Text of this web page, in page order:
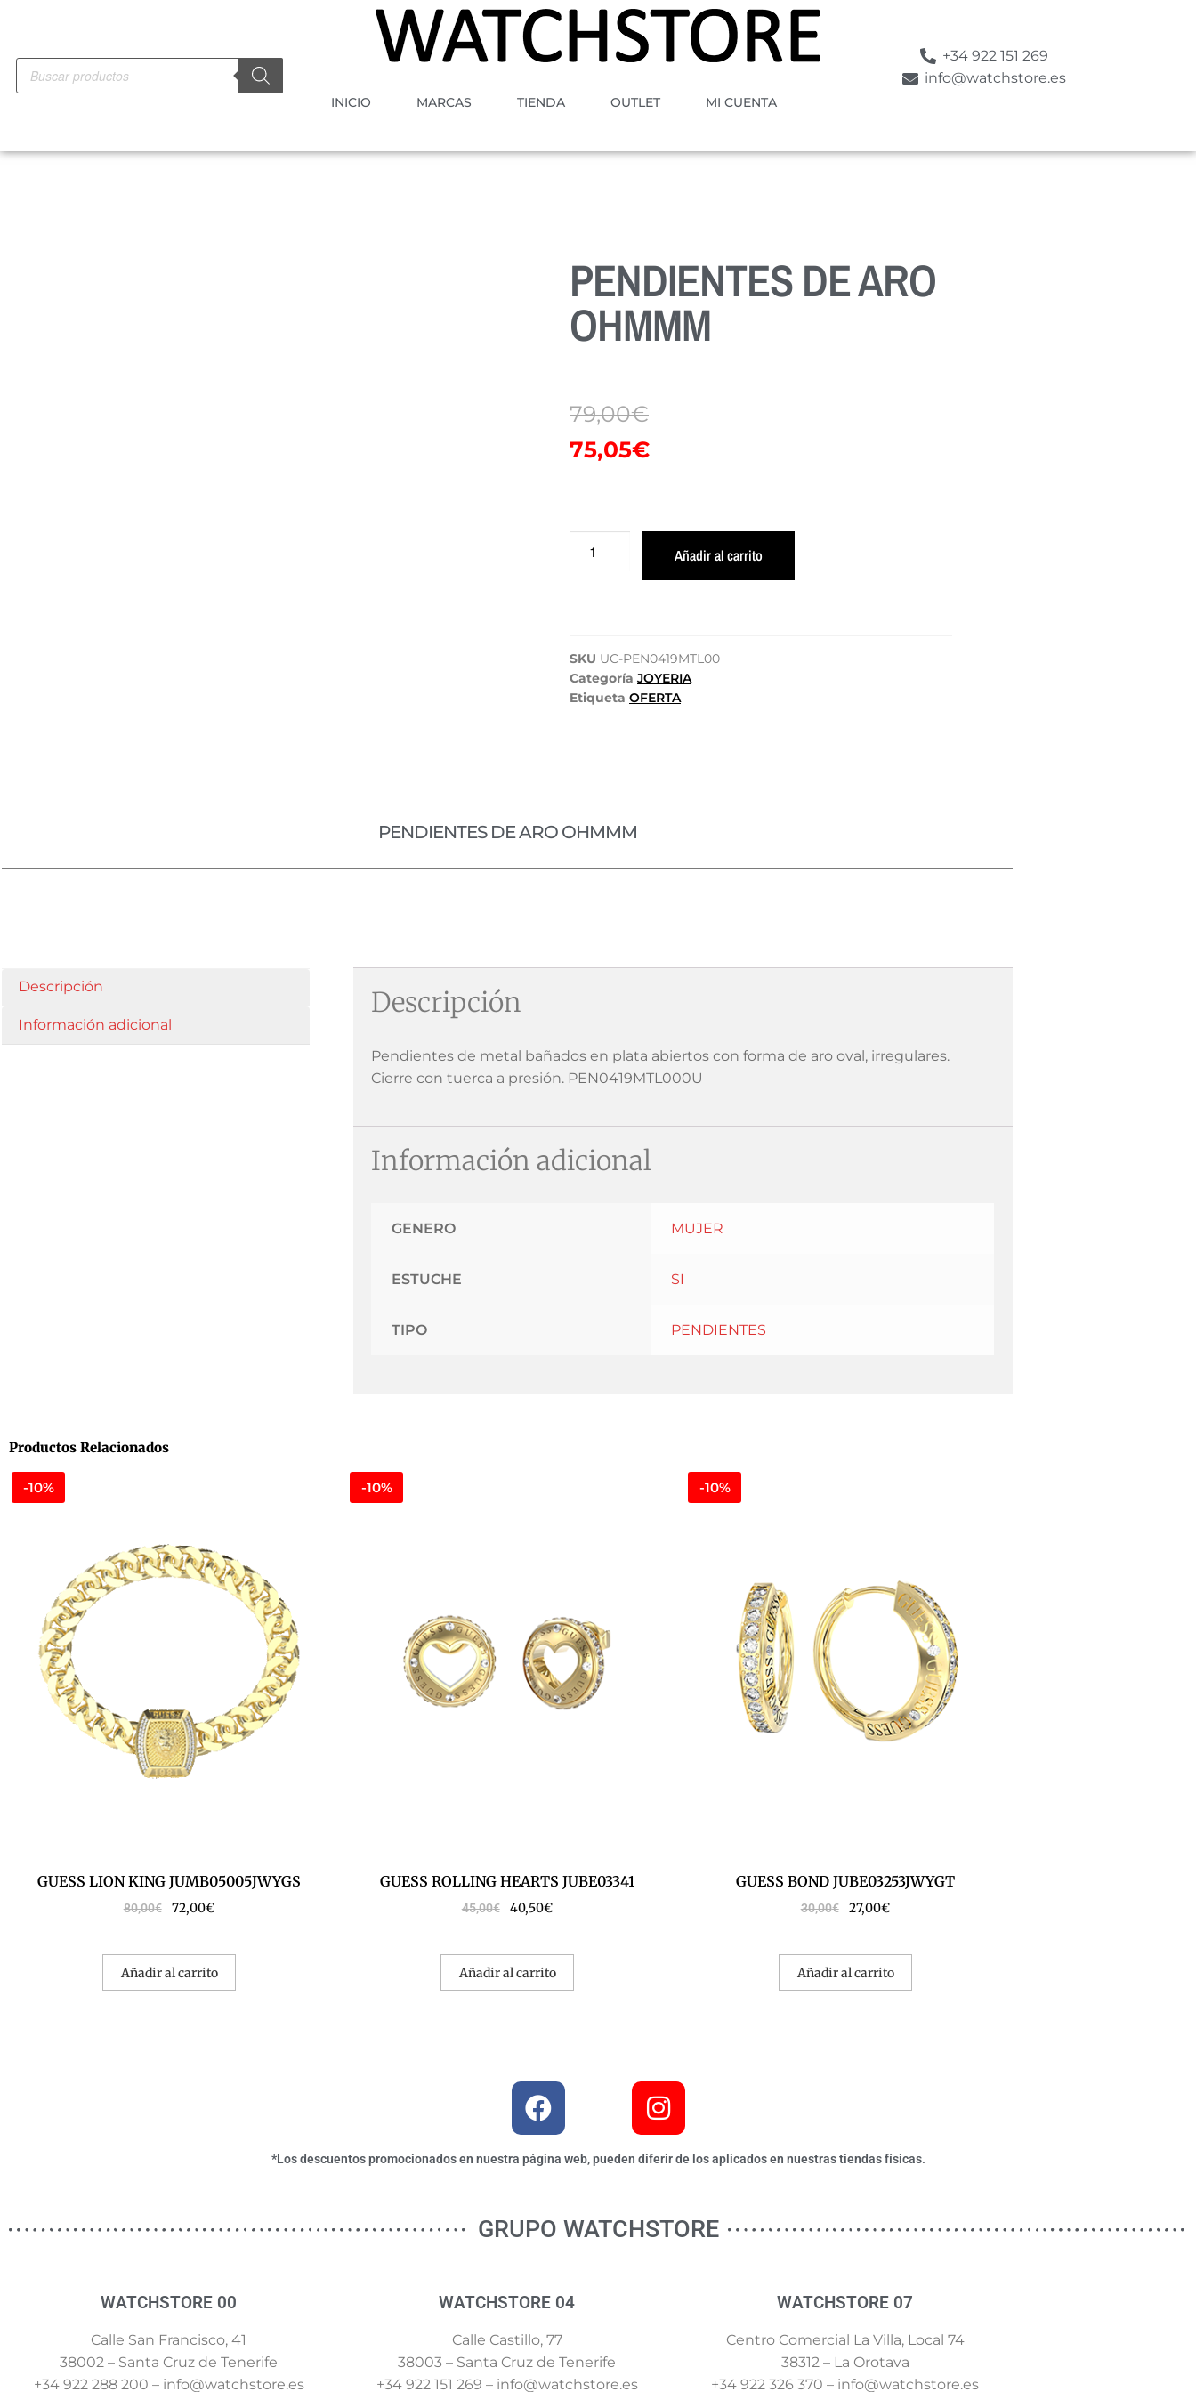
INICIO MARCAS TIENDA OUTLET MI CUENTA
+34 922 151 269
info@watchstore.es
PENDIENTES DE ARO
OHMMM
79,00€
75,05€
Añadir al carrito
SKU UC-PEN0419MTL00
Categoría JOYERIA
Etiqueta OFERTA
PENDIENTES DE ARO OHMMM
Descripción
Información adicional
Descripción
Pendientes de metal bañados en plata abiertos con forma de aro oval, irregulares.
Cierre con tuerca a presión. PEN0419MTL000U
Información adicional
GENERO MUJER
ESTUCHE SI
TIPO PENDIENTES
Productos Relacionados
-10%
GUESS LION KING JUMB05005JWYGS
80,00€ 72,00€
Añadir al carrito
-10%
GUESS ROLLING HEARTS JUBE03341
45,00€ 40,50€
Añadir al carrito
-10%
GUESS BOND JUBE03253JWYGT
30,00€ 27,00€
Añadir al carrito
*Los descuentos promocionados en nuestra página web, pueden diferir de los aplicados en nuestras tiendas físicas.
GRUPO WATCHSTORE
WATCHSTORE 00
Calle San Francisco, 41
38002 – Santa Cruz de Tenerife
+34 922 288 200 – info@watchstore.es
WATCHSTORE 04
Calle Castillo, 77
38003 – Santa Cruz de Tenerife
+34 922 151 269 – info@watchstore.es
WATCHSTORE 07
Centro Comercial La Villa, Local 74
38312 – La Orotava
+34 922 326 370 – info@watchstore.es